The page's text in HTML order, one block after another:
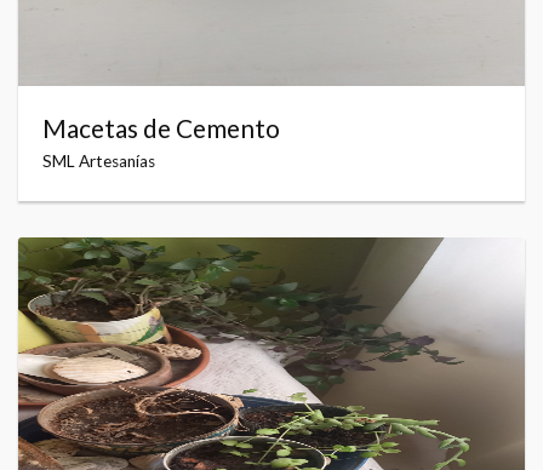
Macetas de Cemento
SML Artesanías